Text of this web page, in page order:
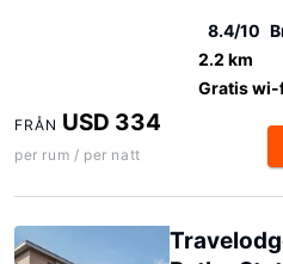
8.4/10
2.2 km
Gratis wi-
FRÅN USD 334
per rum / per natt